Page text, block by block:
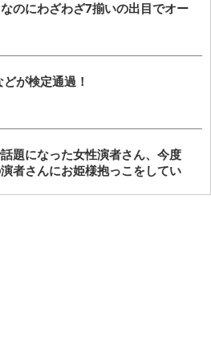
のにわざわざ7揃いの出目でオー
が検定通過！
題になった女性演者さん、今度
者さんにお姫様抱っこをしてい